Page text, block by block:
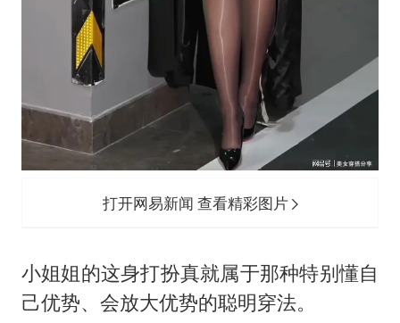
打开网易新闻 查看精彩图片
小姐姐的这身打扮真就属于那种特别懂自
己优势、会放大优势的聪明穿法。